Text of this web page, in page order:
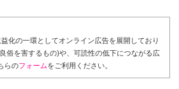
化の一環としてオンライン広告を展開しており
俗を害するもの)や、可読性の低下につながる広
らのフォームをご利用ください。